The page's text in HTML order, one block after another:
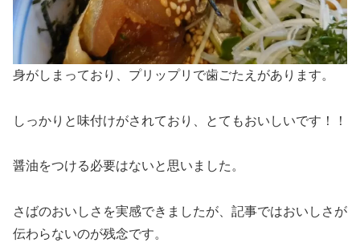
身がしまっており、プリップリで歯ごたえがあります。
しっかりと味付けがされており、とてもおいしいです！！
醤油をつける必要はないと思いました。
さばのおいしさを実感できましたが、記事ではおいしさが
伝わらないのが残念です。